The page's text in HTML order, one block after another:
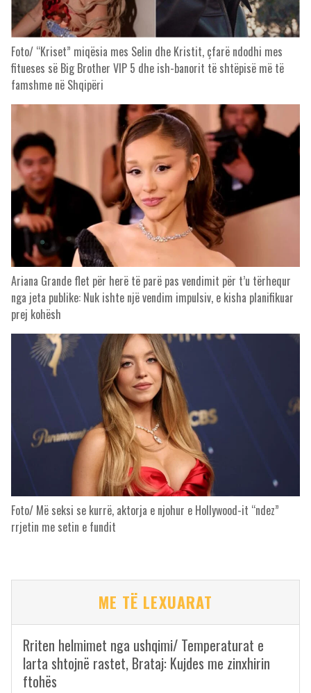
Foto/ “Kriset” miqësia mes Selin dhe Kristit, çfarë ndodhi mes
fitueses së Big Brother VIP 5 dhe ish-banorit të shtëpisë më të
famshme në Shqipëri
Ariana Grande flet për herë të parë pas vendimit për t’u tërhequr
nga jeta publike: Nuk ishte një vendim impulsiv, e kisha planifikuar
prej kohësh
Foto/ Më seksi se kurrë, aktorja e njohur e Hollywood-it “ndez”
rrjetin me setin e fundit
ME TË LEXUARAT
Rriten helmimet nga ushqimi/ Temperaturat e
larta shtojnë rastet, Brataj: Kujdes me zinxhirin
ftohës